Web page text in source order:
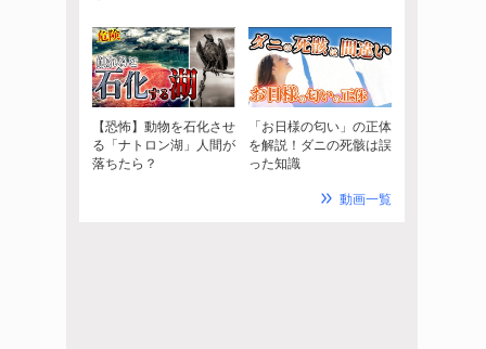
【恐怖】動物を石化させ
る「ナトロン湖」人間が
落ちたら？
「お日様の匂い」の正体
を解説！ダニの死骸は誤
った知識
動画一覧